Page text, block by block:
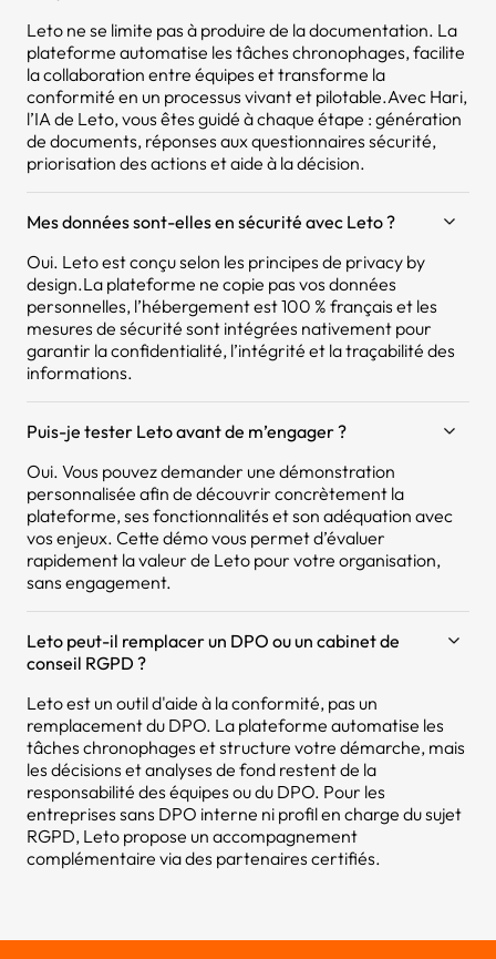
Leto ne se limite pas à produire de la documentation. La
plateforme automatise les tâches chronophages, facilite
la collaboration entre équipes et transforme la
conformité en un processus vivant et pilotable.Avec Hari,
l’IA de Leto, vous êtes guidé à chaque étape : génération
de documents, réponses aux questionnaires sécurité,
priorisation des actions et aide à la décision.
Mes données sont-elles en sécurité avec Leto ?
Oui. Leto est conçu selon les principes de privacy by
design.La plateforme ne copie pas vos données
personnelles, l’hébergement est 100 % français et les
mesures de sécurité sont intégrées nativement pour
garantir la confidentialité, l’intégrité et la traçabilité des
informations.
Puis-je tester Leto avant de m’engager ?
Oui. Vous pouvez demander une démonstration
personnalisée afin de découvrir concrètement la
plateforme, ses fonctionnalités et son adéquation avec
vos enjeux. Cette démo vous permet d’évaluer
rapidement la valeur de Leto pour votre organisation,
sans engagement.
Leto peut-il remplacer un DPO ou un cabinet de
conseil RGPD ?
Leto est un outil d'aide à la conformité, pas un
remplacement du DPO. La plateforme automatise les
tâches chronophages et structure votre démarche, mais
les décisions et analyses de fond restent de la
responsabilité des équipes ou du DPO. Pour les
entreprises sans DPO interne ni profil en charge du sujet
RGPD, Leto propose un accompagnement
complémentaire via des partenaires certifiés.